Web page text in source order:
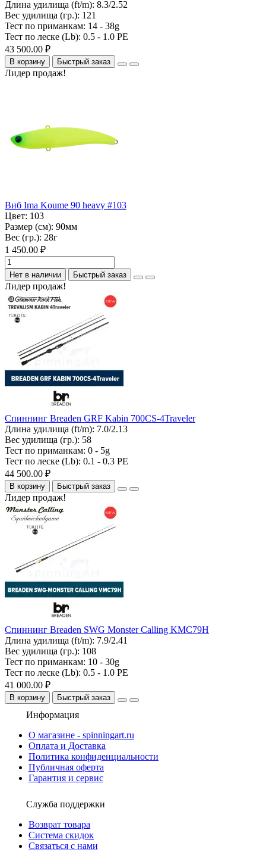
Длина удилища (ft/m): 8.3/2.52
Вес удилища (гр.): 121
Тест по приманкам: 14 - 38g
Тест по леске (Lb): 0.5 - 1.0 PE
43 500.00 ₽
В корзину Быстрый заказ
Лидер продаж!
Виб Ima Koume 90 heavy #103
Цвет: 103
Размер (см): 90мм
Вес (гр.): 28г
1 450.00 ₽
Нет в наличии Быстрый заказ
Лидер продаж!
Спиннинг Breaden GRF Kabin 700CS-4Traveler
Длина удилища (ft/m): 7.0/2.13
Вес удилища (гр.): 58
Тест по приманкам: 0 - 5g
Тест по леске (Lb): 0.1 - 0.3 PE
44 500.00 ₽
В корзину Быстрый заказ
Лидер продаж!
Спиннинг Breaden SWG Monster Calling KMC79H
Длина удилища (ft/m): 7.9/2.41
Вес удилища (гр.): 108
Тест по приманкам: 10 - 30g
Тест по леске (Lb): 0.5 - 1.0 PE
41 000.00 ₽
В корзину Быстрый заказ
Информация
О магазине - spinningart.ru
Оплата и Доставка
Политика конфиденциальности
Публичная оферта
Гарантия и сервис
Служба поддержки
Возврат товара
Система скидок
Связаться с нами